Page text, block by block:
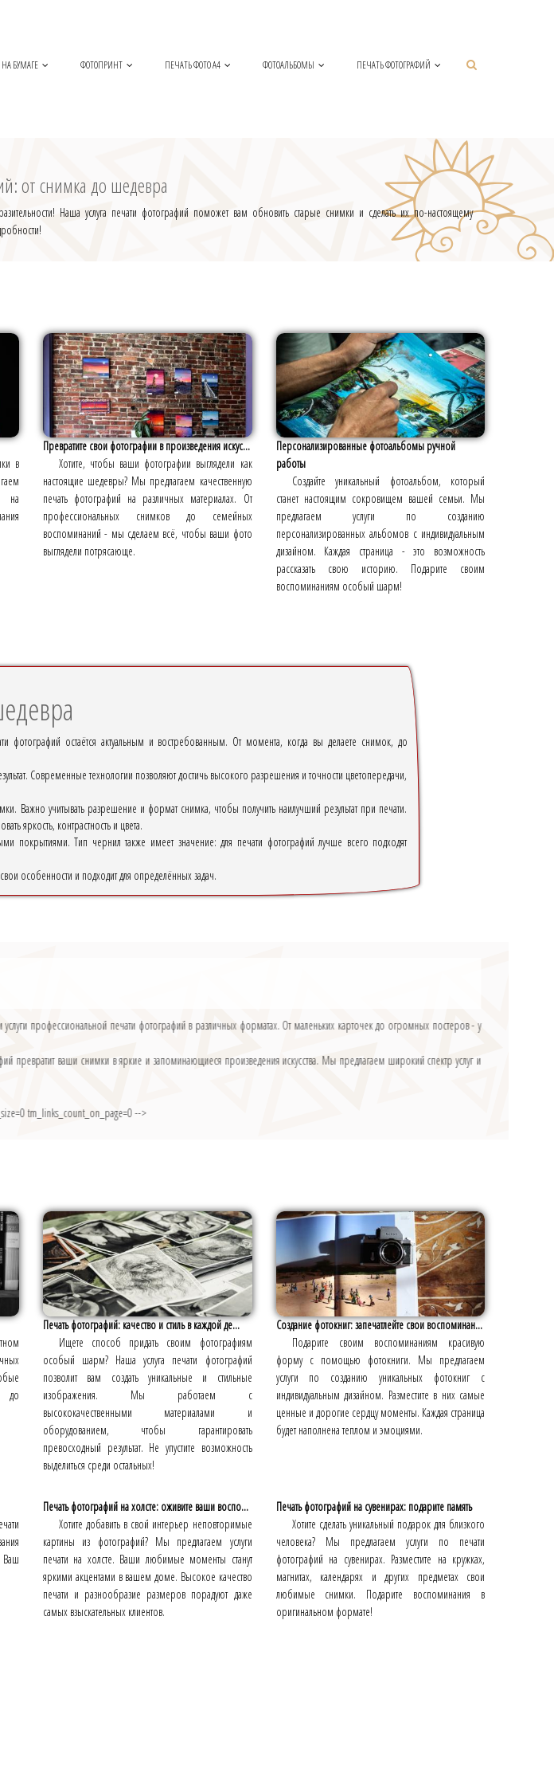
НА БУМАГЕ ФОТОПРИНТ ПЕЧАТЬ ФОТО А4 ФОТОАЛЬБОМЫ ПЕЧАТЬ ФОТОГРАФИЙ
от снимка до шедевра
Наша услуга печати фотографий поможет вам обновить старые снимки и сделать их по-настоящему
в
на
Превратите свои фотографии в произведения искус...
Хотите, чтобы ваши фотографии выглядели как
настоящие шедевры? Мы предлагаем качественную
печать фотографий на различных материалах. От
профессиональных снимков до семейных
воспоминаний - мы сделаем всё, чтобы ваши фото
выглядели потрясающе.
Персонализированные фотоальбомы ручной
работы
Создайте уникальный фотоальбом, который
станет настоящим сокровищем вашей семьи. Мы
предлагаем услуги по созданию
персонализированных альбомов с индивидуальным
дизайном. Каждая страница - это возможность
рассказать свою историю. Подарите своим
воспоминаниям особый шарм!
фотографий остаётся актуальным и востребованным. От момента, когда вы делаете снимок, до
Современные технологии позволяют достичь высокого разрешения и точности цветопередачи,
Важно учитывать разрешение и формат снимка, чтобы получить наилучший результат при печати.
яркость, контрастность и цвета.
покрытиями. Тип чернил также имеет значение: для печати фотографий лучше всего подходят
особенности и подходит для определённых задач.
профессиональной печати фотографий в различных форматах. От маленьких карточек до огромных постеров - у
превратит ваши снимки в яркие и запоминающиеся произведения искусства. Мы предлагаем широкий спектр услуг и
tm_links_count_on_page=0 -->
до
Печать фотографий: качество и стиль в каждой де...
Ищете способ придать своим фотографиям
особый шарм? Наша услуга печати фотографий
позволит вам создать уникальные и стильные
изображения. Мы работаем с
высококачественными материалами и
оборудованием, чтобы гарантировать
превосходный результат. Не упустите возможность
выделиться среди остальных!
Создание фотокниг: запечатлейте свои воспоминан...
Подарите своим воспоминаниям красивую
форму с помощью фотокниги. Мы предлагаем
услуги по созданию уникальных фотокниг с
индивидуальным дизайном. Разместите в них самые
ценные и дорогие сердцу моменты. Каждая страница
будет наполнена теплом и эмоциями.
Печать фотографий на холсте: оживите ваши воспо...
Хотите добавить в свой интерьер неповторимые
картины из фотографий? Мы предлагаем услуги
печати на холсте. Ваши любимые моменты станут
яркими акцентами в вашем доме. Высокое качество
печати и разнообразие размеров порадуют даже
самых взыскательных клиентов.
Печать фотографий на сувенирах: подарите память
Хотите сделать уникальный подарок для близкого
человека? Мы предлагаем услуги по печати
фотографий на сувенирах. Разместите на кружках,
магнитах, календарях и других предметах свои
любимые снимки. Подарите воспоминания в
оригинальном формате!